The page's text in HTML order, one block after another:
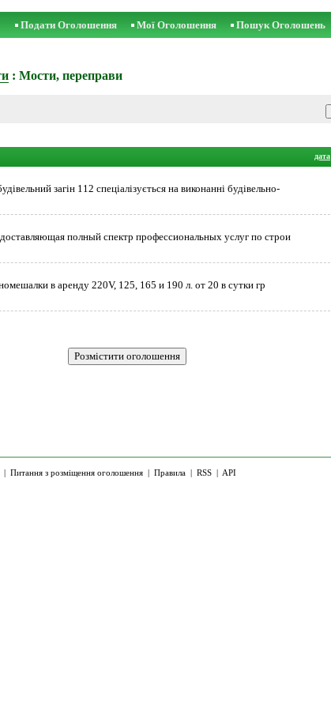
Подати Оголошення Мої Оголошення Пошук Оголошень
: Мости, переправи
дата
загін 112 спеціалізується на виконанні будівельно-
полный спектр профессиональных услуг по строи
в аренду 220V, 125, 165 и 190 л. от 20 в сутки гр
| Питання з розміщення оголошення | Правила | RSS | API